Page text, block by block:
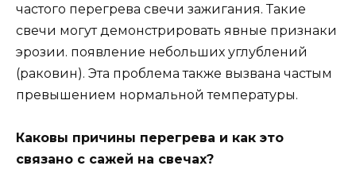
частого перегрева свечи зажигания. Такие
свечи могут демонстрировать явные признаки
эрозии. появление небольших углублений
(раковин). Эта проблема также вызвана частым
превышением нормальной температуры.
Каковы причины перегрева и как это
связано с сажей на свечах?